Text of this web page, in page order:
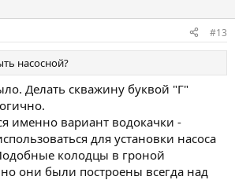
#13
насосной?
Делать скважину буквой "Г"
именно вариант водокачки -
для установки насоса
колодцы в гроной
они были построены всегда над